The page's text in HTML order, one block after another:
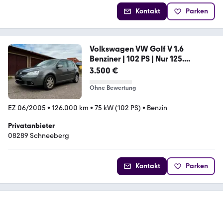
Kontakt Parken
Volkswagen VW Golf V 1.6
Benziner | 102 PS | Nur 125....
3.500 €
Ohne Bewertung
EZ 06/2005 • 126.000 km • 75 kW (102 PS) • Benzin
Privatanbieter
08289 Schneeberg
Kontakt Parken